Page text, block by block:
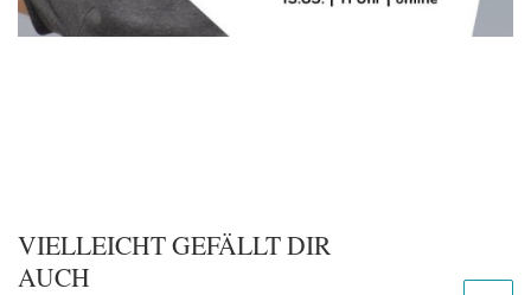
VIELLEICHT GEFÄLLT DIR
AUCH